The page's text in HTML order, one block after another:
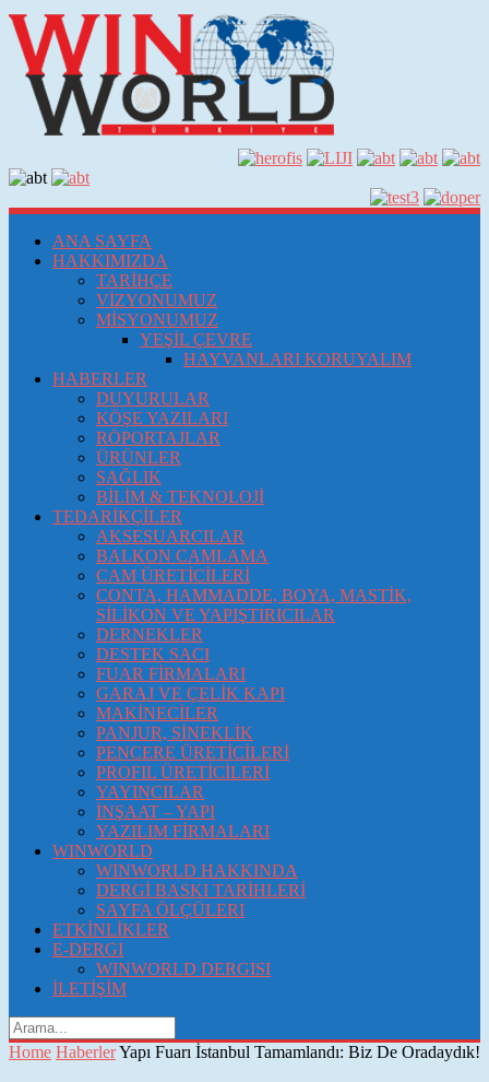
ANA SAYFA
HAKKIMIZDA
TARİHÇE
VİZYONUMUZ
MİSYONUMUZ
YEŞİL ÇEVRE
HAYVANLARI KORUYALIM
HABERLER
DUYURULAR
KÖŞE YAZILARI
RÖPORTAJLAR
ÜRÜNLER
SAĞLIK
BİLİM & TEKNOLOJİ
TEDARİKÇİLER
AKSESUARCILAR
BALKON CAMLAMA
CAM ÜRETİCİLERİ
CONTA, HAMMADDE, BOYA, MASTİK,
SİLİKON VE YAPIŞTIRICILAR
DERNEKLER
DESTEK SACI
FUAR FİRMALARI
GARAJ VE ÇELİK KAPI
MAKİNECİLER
PANJUR, SİNEKLİK
PENCERE ÜRETİCİLERİ
PROFIL ÜRETİCİLERİ
YAYINCILAR
İNŞAAT – YAPI
YAZILIM FİRMALARI
WINWORLD
WINWORLD HAKKINDA
DERGİ BASKI TARİHLERİ
SAYFA ÖLÇÜLERI
ETKİNLİKLER
E-DERGI
WINWORLD DERGISI
İLETİŞİM
Home HaberlerYapı Fuarı İstanbul Tamamlandı: Biz De Oradaydık!